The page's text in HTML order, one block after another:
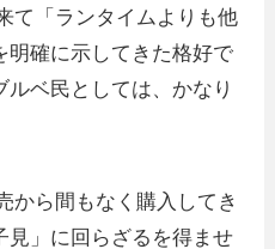
て「ランタイムよりも他
明確に示してきた格好で
ベ民としては、かなり
から間もなく購入してき
見」に回らざるを得ませ